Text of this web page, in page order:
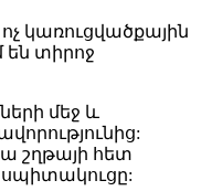
կառուցվածքային
են տիրոջ
մեջ և
շղթայի հետ
սպիտակուցը: